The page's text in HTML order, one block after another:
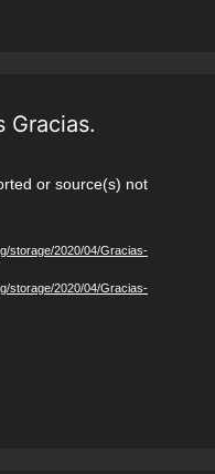
Gracias.
or source(s) not
storage/2020/04/Gracias-
storage/2020/04/Gracias-